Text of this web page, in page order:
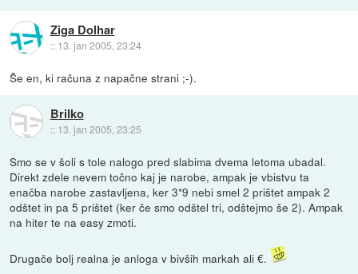
Ziga Dolhar
:: 13. jan 2005, 23:24
Še en, ki računa z napačne strani ;-).
Brilko
:: 13. jan 2005, 23:25
Smo se v šoli s tole nalogo pred slabima dvema letoma ubadal.
Direkt zdele nevem točno kaj je narobe, ampak je vbistvu ta
enačba narobe zastavljena, ker 3*9 nebi smel 2 prištet ampak 2
odštet in pa 5 prištet (ker če smo odštel tri, odštejmo še 2). Ampak
na hiter te na easy zmoti.
Drugače bolj realna je anloga v bivših markah ali €.